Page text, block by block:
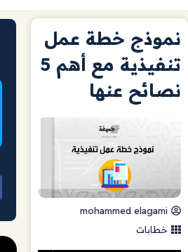
نموذج خطة عمل
تنفيذية مع أهم 5
نصائح عنها
mohammed elagami
خطابات